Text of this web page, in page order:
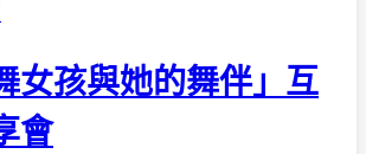
球
賽》女孩與她的舞伴」互
會